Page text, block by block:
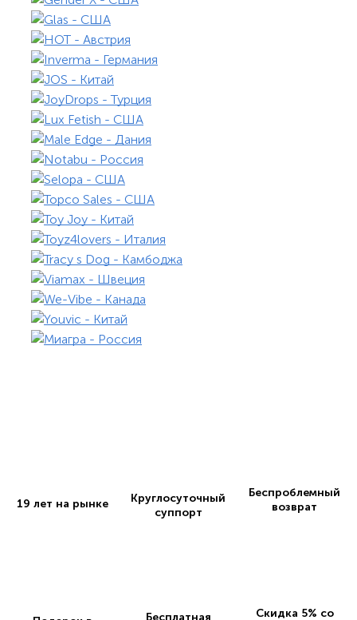
19 лет на рынке
Круглосуточный
суппорт
Беспроблемный
возврат
Бесплатная
Скидка 5% со